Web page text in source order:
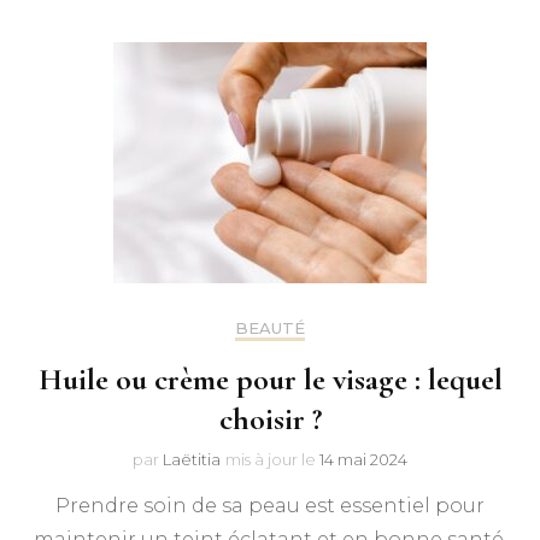
BEAUTÉ
Huile ou crème pour le visage : lequel
choisir ?
par Laëtitia mis à jour le 14 mai 2024
Prendre soin de sa peau est essentiel pour